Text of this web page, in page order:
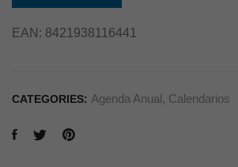
EAN: 8421938116441
CATEGORIES: Agenda Anual, Calendarios